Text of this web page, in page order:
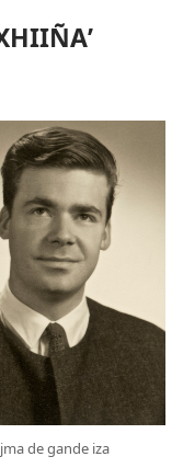
jma de gande iza